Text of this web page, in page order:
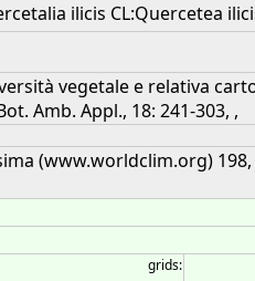
ilicis CL:Quercetea
vegetale e relativa
Amb. Appl., 18: 241-303, ,
(www.worldclim.org)
grids: